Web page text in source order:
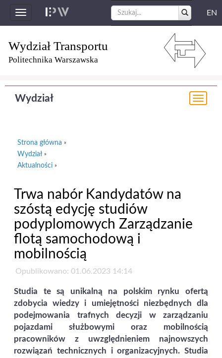
Toggle
navigation
EN
Wydział Transportu
Politechnika Warszawska
Wydział
Strona główna »
Wydział »
Aktualności »
Trwa nabór Kandydatów na
szóstą edycję studiów
podyplomowych Zarządzanie
flotą samochodową i
mobilnością
Opublikowano: 01.06.2023 14:14
Studia te są unikalną na polskim rynku ofertą
zdobycia wiedzy i umiejętności niezbędnych dla
podejmowania trafnych decyzji w zarządzaniu
pojazdami służbowymi oraz mobilnością
pracowników z uwzględnieniem najnowszych
rozwiązań technicznych i organizacyjnych. Studia